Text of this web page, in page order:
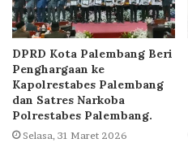
DPRD Kota Palembang Beri
Penghargaan ke
Kapolrestabes Palembang
dan Satres Narkoba
Polrestabes Palembang.
Selasa, 31 Maret 2026